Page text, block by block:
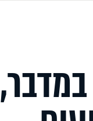
שרד 6 ימים במדבר,